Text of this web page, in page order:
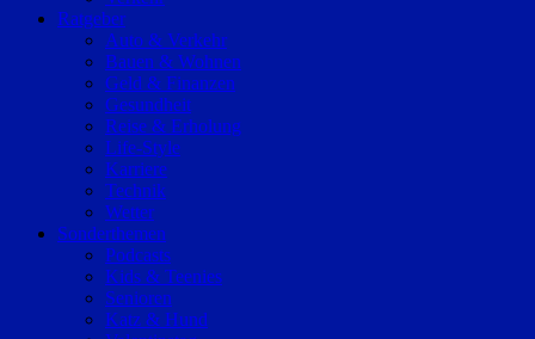
Ratgeber
Auto & Verkehr
Bauen & Wohnen
Geld & Finanzen
Gesundheit
Reise & Erholung
Life-Style
Karriere
Technik
Wetter
Sonderthemen
Podcasts
Kids & Teenies
Senioren
Katz & Hund